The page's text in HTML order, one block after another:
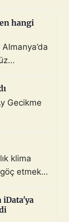
hangi
ama
ki bir
beni
Gecikme
ayı
girdik.
(İstanbul
[…]
klima
etmek
tercüme